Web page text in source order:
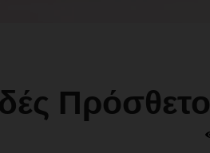
Πρόσθετο